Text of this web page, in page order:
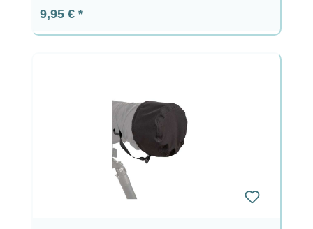
Prix régulier :
9,95 €